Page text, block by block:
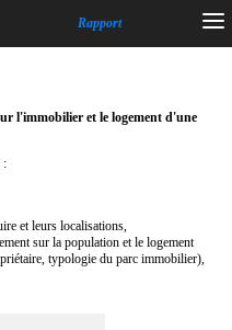
Rapport
l'immobilier et le logement d'une
:
et leurs localisations,
sur la population et le logement
typologie du parc immobilier),